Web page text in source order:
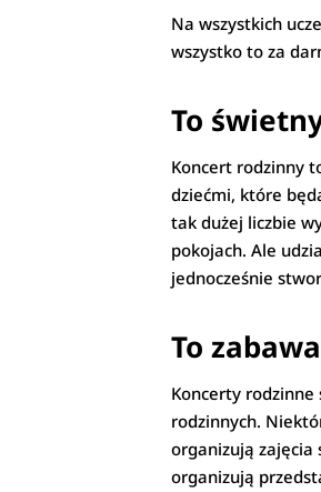
Na wszystkich
wszystko to za
To
Koncert rodzinny
dziećmi, które
tak dużej liczbie
pokojach. Ale
jednocześnie
To
Koncerty rodzinne
rodzinnych.
organizują zajęcia
organizują